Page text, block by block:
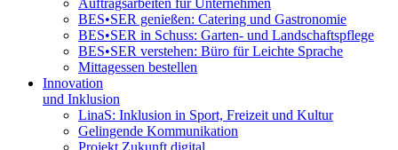
Auftragsarbeiten für Unternehmen
BES•SER genießen: Catering und Gastronomie
BES•SER in Schuss: Garten- und Landschaftspflege
BES•SER verstehen: Büro für Leichte Sprache
Mittagessen bestellen
Innovation
und Inklusion
LinaS: Inklusion in Sport, Freizeit und Kultur
Gelingende Kommunikation
Projekt Zukunft digital